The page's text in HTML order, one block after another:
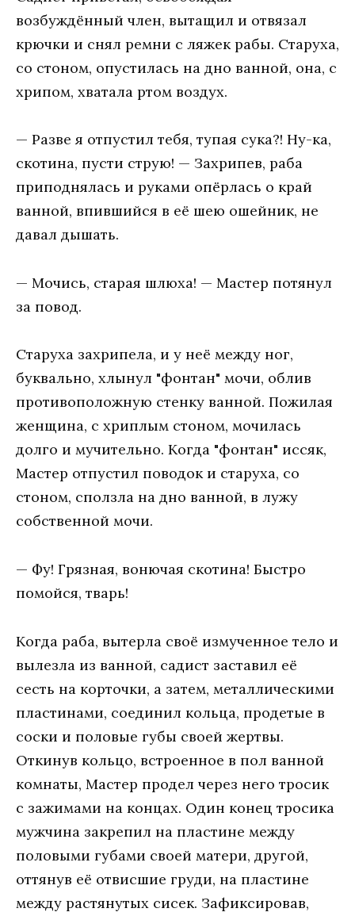
возбуждённый член, вытащил и отвязал
крючки и снял ремни с ляжек рабы. Старуха,
со стоном, опустилась на дно ванной, она, с
хрипом, хватала ртом воздух.
— Разве я отпустил тебя, тупая сука?! Ну-ка,
скотина, пусти струю! — Захрипев, раба
приподнялась и руками опёрлась о край
ванной, впившийся в её шею ошейник, не
давал дышать.
— Мочись, старая шлюха! — Мастер потянул
за повод.
Старуха захрипела, и у неё между ног,
буквально, хлынул "фонтан" мочи, облив
противоположную стенку ванной. Пожилая
женщина, с хриплым стоном, мочилась
долго и мучительно. Когда "фонтан" иссяк,
Мастер отпустил поводок и старуха, со
стоном, сползла на дно ванной, в лужу
собственной мочи.
— Фу! Грязная, вонючая скотина! Быстро
помойся, тварь!
Когда раба, вытерла своё измученное тело и
вылезла из ванной, садист заставил её
сесть на корточки, а затем, металлическими
пластинами, соединил кольца, продетые в
соски и половые губы своей жертвы.
Откинув кольцо, встроенное в пол ванной
комнаты, Мастер продел через него тросик
с зажимами на концах. Один конец тросика
мужчина закрепил на пластине между
половыми губами своей матери, другой,
оттянув её отвисшие груди, на пластине
между растянутых сисек. Зафиксировав,